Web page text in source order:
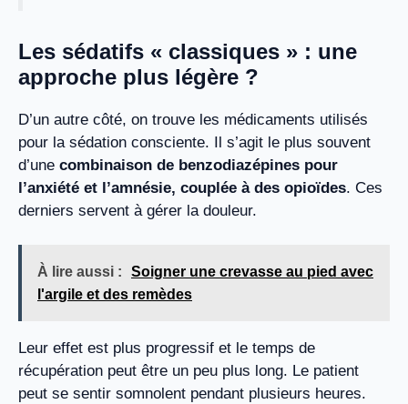
Les sédatifs « classiques » : une
approche plus légère ?
D’un autre côté, on trouve les médicaments utilisés
pour la sédation consciente. Il s’agit le plus souvent
d’une combinaison de benzodiazépines pour
l’anxiété et l’amnésie, couplée à des opioïdes. Ces
derniers servent à gérer la douleur.
À lire aussi :
Soigner une crevasse au pied avec
l'argile et des remèdes
Leur effet est plus progressif et le temps de
récupération peut être un peu plus long. Le patient
peut se sentir somnolent pendant plusieurs heures.